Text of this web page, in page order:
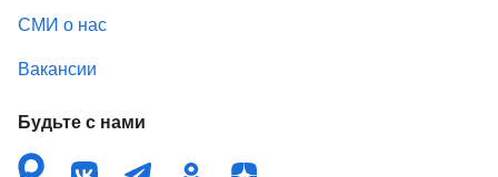
СМИ о нас
Вакансии
Будьте с нами